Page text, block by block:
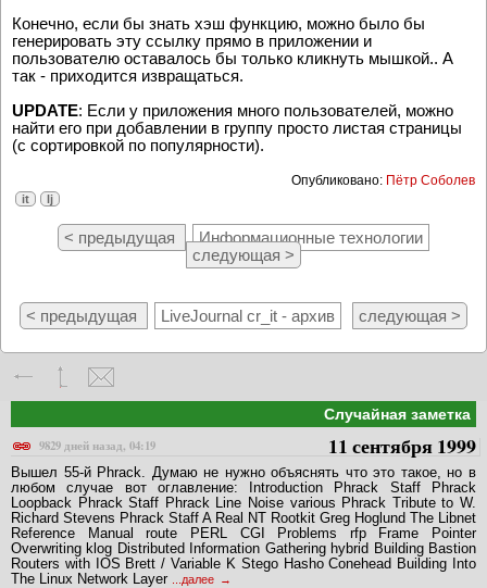
Конечно, если бы знать хэш функцию, можно было бы
генерировать эту ссылку прямо в приложении и
пользователю оставалось бы только кликнуть мышкой.. А
так - приходится извращаться.
UPDATE: Если у приложения много пользователей, можно
найти его при добавлении в группу просто листая страницы
(с сортировкой по популярности).
Опубликовано: Пётр Соболев
it lj
< предыдущая
Информационные технологии
следующая >
< предыдущая LiveJournal cr_it - архив следующая >
Случайная заметка
9829 дней назад, 04:19
11 сентября 1999
Вышел 55-й Phrack. Думаю не нужно объяснять что это такое, но в
любом случае вот оглавление: Introduction Phrack Staff Phrack
Loopback Phrack Staff Phrack Line Noise various Phrack Tribute to W.
Richard Stevens Phrack Staff A Real NT Rootkit Greg Hoglund The Libnet
Reference Manual route PERL CGI Problems rfp Frame Pointer
Overwriting klog Distributed Information Gathering hybrid Building Bastion
Routers with IOS Brett / Variable K Stego Hasho Conehead Building Into
The Linux Network Layer
...далее